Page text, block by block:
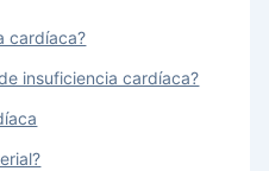
cardíaca?
insuficiencia cardíaca?